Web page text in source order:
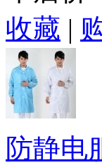
收藏 |
防静电